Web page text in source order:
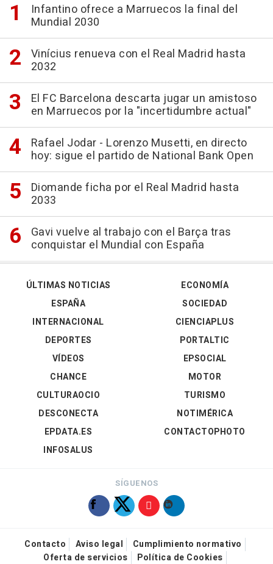
Infantino ofrece a Marruecos la final del
Mundial 2030
Vinícius renueva con el Real Madrid hasta
2032
El FC Barcelona descarta jugar un amistoso
en Marruecos por la "incertidumbre actual"
Rafael Jodar - Lorenzo Musetti, en directo
hoy: sigue el partido de National Bank Open
Diomande ficha por el Real Madrid hasta
2033
Gavi vuelve al trabajo con el Barça tras
conquistar el Mundial con España
ÚLTIMAS NOTICIAS
ESPAÑA
INTERNACIONAL
DEPORTES
VÍDEOS
ECONOMÍA
SOCIEDAD
CIENCIAPLUS
PORTALTIC
EPSOCIAL
CHANCE
CULTURAOCIO
DESCONECTA
EPDATA.ES
INFOSALUS
MOTOR
TURISMO
NOTIMÉRICA
CONTACTOPHOTO
SÍGUENOS
Contacto Aviso legal
Cumplimiento normativo
Oferta de servicios
Política de Cookies